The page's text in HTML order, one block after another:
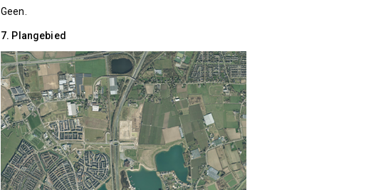
Geen.
7. Plangebied